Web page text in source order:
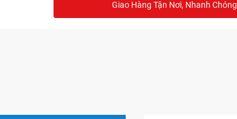
Giao Hàng Tận Nơi, Nhanh Chóng